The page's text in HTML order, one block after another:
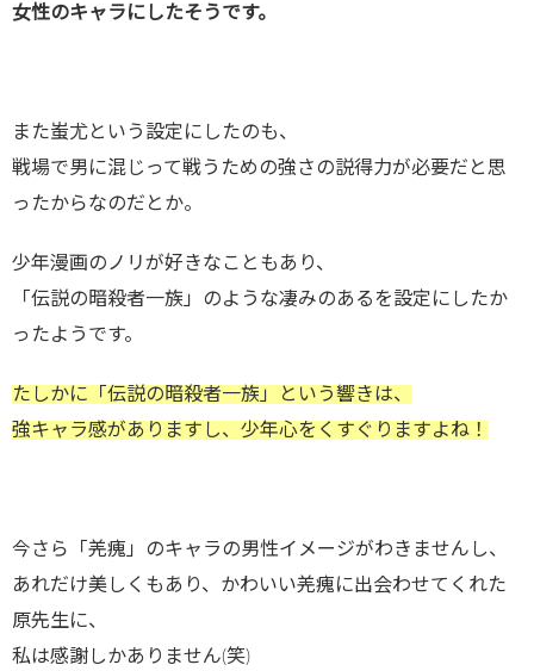
女性のキャラにしたそうです。
また蚩尤という設定にしたのも、
戦場で男に混じって戦うための強さの説得力が必要だと思
ったからなのだとか。
少年漫画のノリが好きなこともあり、
「伝説の暗殺者一族」のような凄みのあるを設定にしたか
ったようです。
たしかに「伝説の暗殺者一族」という響きは、
強キャラ感がありますし、少年心をくすぐりますよね！
今さら「羌瘣」のキャラの男性イメージがわきませんし、
あれだけ美しくもあり、かわいい羌瘣に出会わせてくれた
原先生に、
私は感謝しかありません(笑)